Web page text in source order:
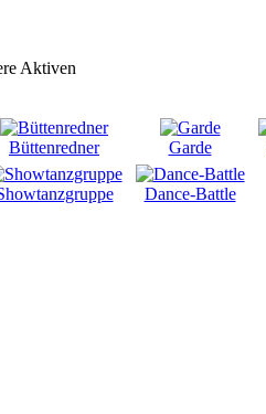
Aktiven
Büttenredner Garde
Dance-Battle